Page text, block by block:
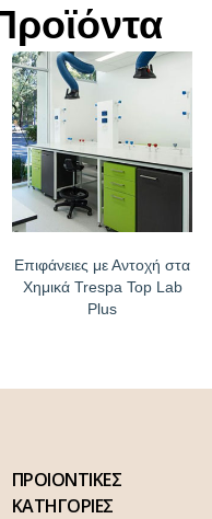
Επιφάνειες με Αντοχή στα
Χημικά Trespa Top Lab
Plus
ΠΡΟΙΟΝΤΙΚΕΣ
ΚΑΤΗΓΟΡΙΕΣ